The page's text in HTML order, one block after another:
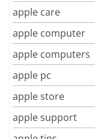
apple care
apple computer
apple computers
apple pc
apple store
apple support